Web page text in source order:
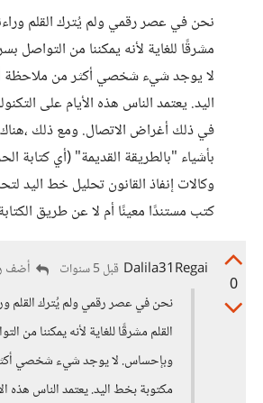
نحن في عصر رقمي ولم يُترك القلم
مشرقًا للغاية لأنه يمكننا من
لا يوجد شيء شخصي أكثر من ملاحظة
اليد. يعتمد الناس هذه الأيام على
في ذلك أغراض الاتصال. ومع ذلك
بأشياء "بالطريقة القديمة" (أي كتابة
وكالات إنفاذ القانون تحليل خط اليد
كتب مستندًا معينًا أم لا عن طريق
0
Dalila31Regai قبل 5 سنوات
أضف
نحن في عصر رقمي ولم يُترك القلم
القلم مشرقًا للغاية لأنه يمكننا من
وبإحساس. لا يوجد شيء شخصي
مكتوبة بخط اليد. يعتمد الناس هذه